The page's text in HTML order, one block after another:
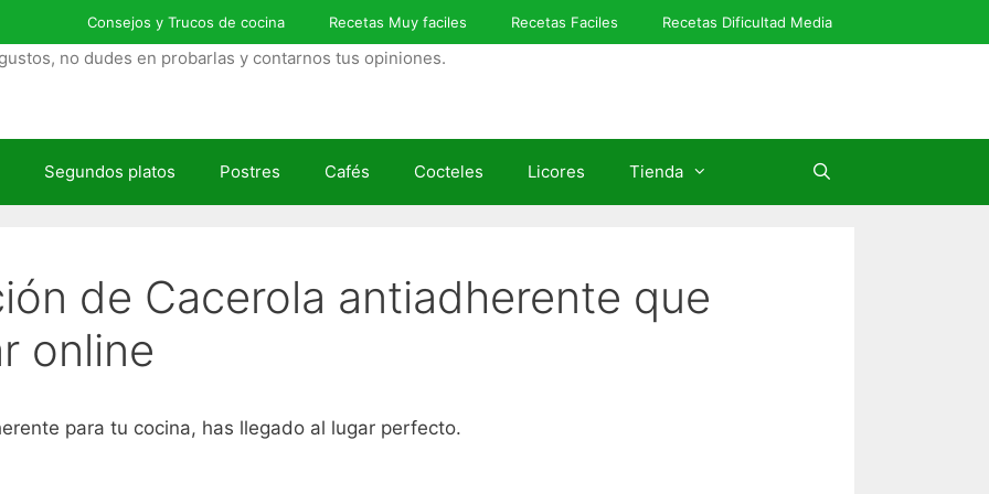
Consejos y Trucos de cocina Recetas Muy faciles Recetas Faciles Recetas Dificultad Media
no dudes en probarlas y contarnos tus opiniones.
Segundos platos Postres Cafés Cocteles Licores Tienda
de Cacerola antiadherente que
online
para tu cocina, has llegado al lugar perfecto.